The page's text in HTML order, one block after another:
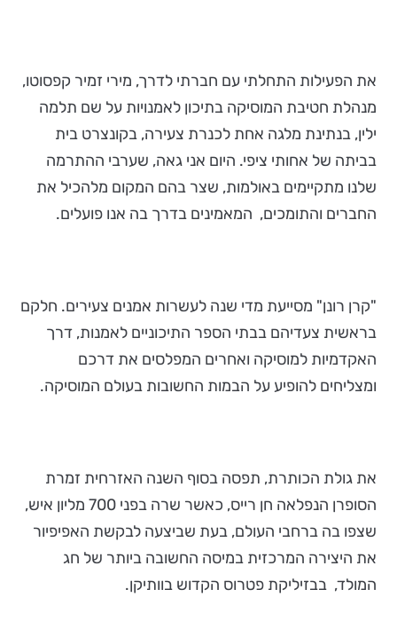
את הפעילות התחלתי עם חברתי לדרך, מירי זמיר קפסוטו,
מנהלת חטיבת המוסיקה בתיכון לאמנויות על שם תלמה
ילין, בנתינת מלגה אחת לכנרת צעירה, בקונצרט בית
בביתה של אחותי ציפי. היום אני גאה, שערבי ההתרמה
שלנו מתקיימים באולמות, שצר בהם המקום מלהכיל את
החברים והתומכים, המאמינים בדרך בה אנו פועלים.
"קרן רונן" מסייעת מדי שנה לעשרות אמנים צעירים. חלקם
בראשית צעדיהם בבתי הספר התיכוניים לאמנות, דרך
האקדמיות למוסיקה ואחרים המפלסים את דרכם
ומצליחים להופיע על הבמות החשובות בעולם המוסיקה.
את גולת הכותרת, תפסה בסוף השנה האזרחית זמרת
הסופרן הנפלאה חן רייס, כאשר שרה בפני 700 מליון איש,
שצפו בה ברחבי העולם, בעת שביצעה לבקשת האפיפיור
את היצירה המרכזית במיסה החשובה ביותר של חג
המולד, בבזיליקת פטרוס הקדוש בוותיקן.